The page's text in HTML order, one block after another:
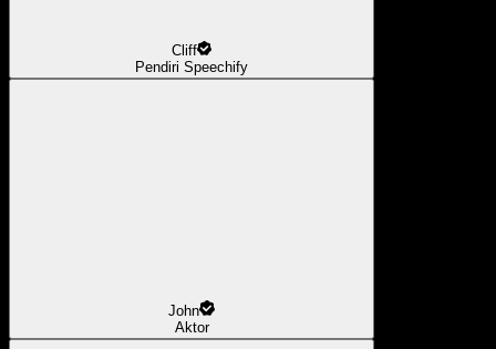
Cliff
Pendiri Speechify
John
Aktor